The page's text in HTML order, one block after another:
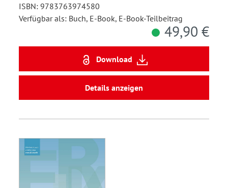
ISBN: 9783763974580
Verfügbar als: Buch, E-Book, E-Book-Teilbeitrag
49,90 €
Download
Details anzeigen